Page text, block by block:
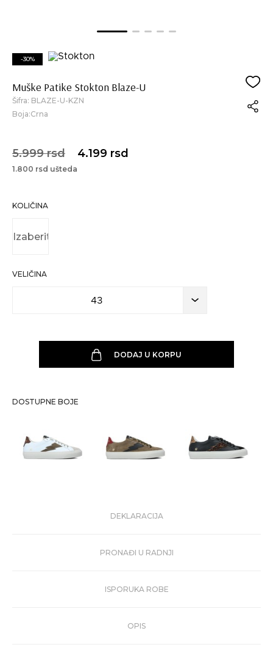
-30%
Muške Patike Stokton Blaze-U
Šifra: BLAZE-U-KZN
Boja:Crna
5.999 rsd 4.199 rsd
1.800 rsd ušteda
KOLIČINA
VELIČINA
43
DODAJ U KORPU
DOSTUPNE BOJE
DEKLARACIJA
PRONAĐI U RADNJI
ISPORUKA ROBE
OPIS